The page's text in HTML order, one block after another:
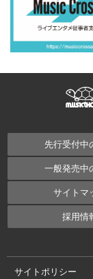
先行受付中
一般発売中
サイトマ
採用情
サイトポリシー